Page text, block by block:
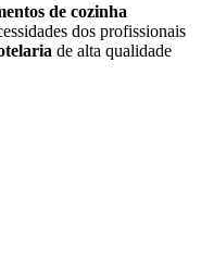
de cozinha
dos profissionais
de alta qualidade